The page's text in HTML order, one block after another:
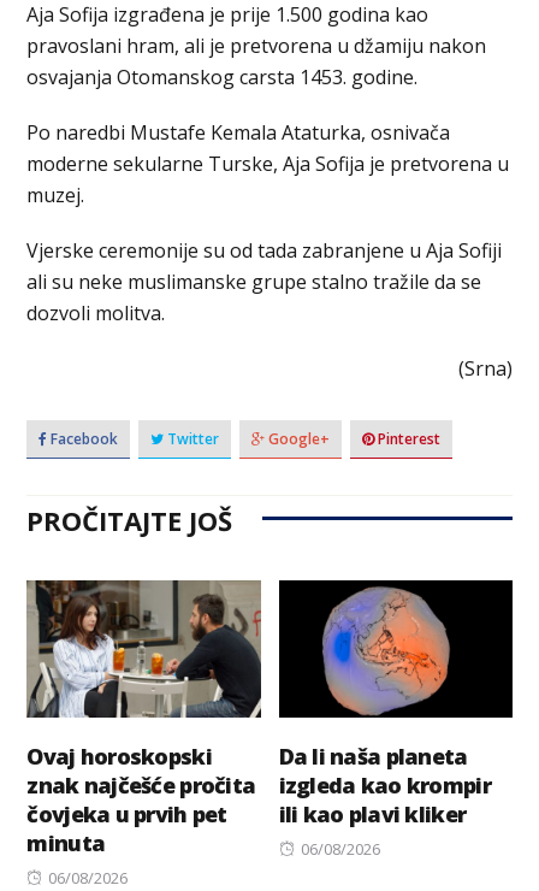
Aja Sofija izgrađena je prije 1.500 godina kao
pravoslani hram, ali je pretvorena u džamiju nakon
osvajanja Otomanskog carsta 1453. godine.
Po naredbi Mustafe Kemala Ataturka, osnivača
moderne sekularne Turske, Aja Sofija je pretvorena u
muzej.
Vjerske ceremonije su od tada zabranjene u Aja Sofiji
ali su neke muslimanske grupe stalno tražile da se
dozvoli molitva.
(Srna)
Facebook Twitter Google+ Pinterest
PROČITAJTE JOŠ
Ovaj horoskopski
znak najčešće pročita
čovjeka u prvih pet
minuta
Posted
06/08/2026
Da li naša planeta
izgleda kao krompir
ili kao plavi kliker
Posted
06/08/2026